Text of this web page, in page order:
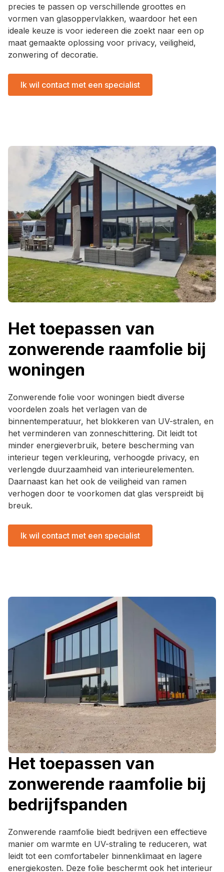
precies te passen op verschillende groottes en
vormen van glasoppervlakken, waardoor het een
ideale keuze is voor iedereen die zoekt naar een op
maat gemaakte oplossing voor privacy, veiligheid,
zonwering of decoratie.
Ik wil contact met een specialist
Het toepassen van
zonwerende raamfolie bij
woningen
Zonwerende folie voor woningen biedt diverse
voordelen zoals het verlagen van de
binnentemperatuur, het blokkeren van UV-stralen, en
het verminderen van zonneschittering. Dit leidt tot
minder energieverbruik, betere bescherming van
interieur tegen verkleuring, verhoogde privacy, en
verlengde duurzaamheid van interieurelementen.
Daarnaast kan het ook de veiligheid van ramen
verhogen door te voorkomen dat glas verspreidt bij
breuk.
Ik wil contact met een specialist
Het toepassen van
zonwerende raamfolie bij
bedrijfspanden
Zonwerende raamfolie biedt bedrijven een effectieve
manier om warmte en UV-straling te reduceren, wat
leidt tot een comfortabeler binnenklimaat en lagere
energiekosten. Deze folie beschermt ook het interieur